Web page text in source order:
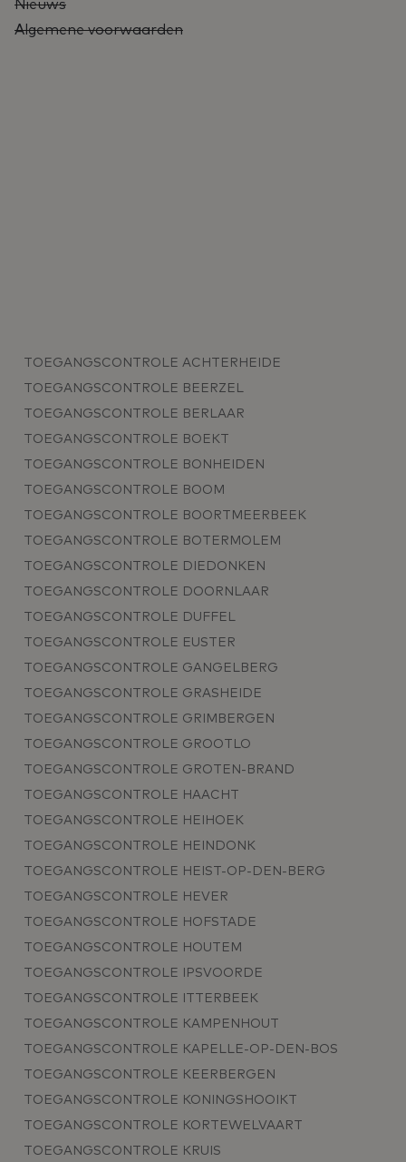
Nieuws
Algemene voorwaarden
TOEGANGSCONTROLE ACHTERHEIDE
TOEGANGSCONTROLE BEERZEL
TOEGANGSCONTROLE BERLAAR
TOEGANGSCONTROLE BOEKT
TOEGANGSCONTROLE BONHEIDEN
TOEGANGSCONTROLE BOOM
TOEGANGSCONTROLE BOORTMEERBEEK
TOEGANGSCONTROLE BOTERMOLEM
TOEGANGSCONTROLE DIEDONKEN
TOEGANGSCONTROLE DOORNLAAR
TOEGANGSCONTROLE DUFFEL
TOEGANGSCONTROLE EUSTER
TOEGANGSCONTROLE GANGELBERG
TOEGANGSCONTROLE GRASHEIDE
TOEGANGSCONTROLE GRIMBERGEN
TOEGANGSCONTROLE GROOTLO
TOEGANGSCONTROLE GROTEN-BRAND
TOEGANGSCONTROLE HAACHT
TOEGANGSCONTROLE HEIHOEK
TOEGANGSCONTROLE HEINDONK
TOEGANGSCONTROLE HEIST-OP-DEN-BERG
TOEGANGSCONTROLE HEVER
TOEGANGSCONTROLE HOFSTADE
TOEGANGSCONTROLE HOUTEM
TOEGANGSCONTROLE IPSVOORDE
TOEGANGSCONTROLE ITTERBEEK
TOEGANGSCONTROLE KAMPENHOUT
TOEGANGSCONTROLE KAPELLE-OP-DEN-BOS
TOEGANGSCONTROLE KEERBERGEN
TOEGANGSCONTROLE KONINGSHOOIKT
TOEGANGSCONTROLE KORTEWELVAART
TOEGANGSCONTROLE KRUIS